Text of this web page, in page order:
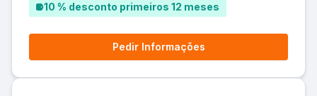
10 % desconto primeiros 12 meses
Pedir Informações